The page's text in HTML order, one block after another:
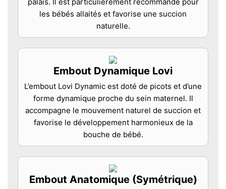
les bébés allaités et favorise une succion
naturelle.
Embout Dynamique Lovi
L’embout Lovi Dynamic est doté de picots et d’une
forme dynamique proche du sein maternel. Il
accompagne le mouvement naturel de succion et
favorise le développement harmonieux de la
bouche de bébé.
Embout Anatomique (Symétrique)